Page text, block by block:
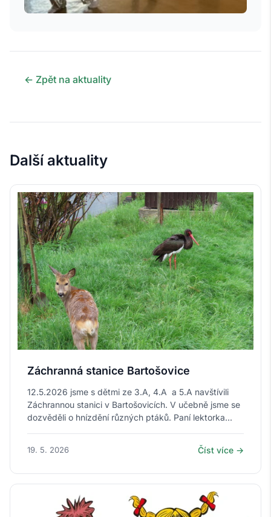
← Zpět na aktuality
Další aktuality
Záchranná stanice Bartošovice
12.5.2026 jsme s dětmi ze 3.A, 4.A a 5.A navštívili
Záchrannou stanici v Bartošovicích. V učebně jsme se
dozvěděli o hnízdění různých ptáků. Paní lektorka...
19. 5. 2026 Číst více →